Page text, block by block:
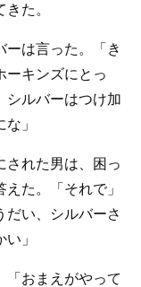
た。
ーは言った。「き
ーキンズにとっ
シルバーはつけ加
」
された男は、困っ
た。「それで」
だい、シルバーさ
」
「おまえがやって